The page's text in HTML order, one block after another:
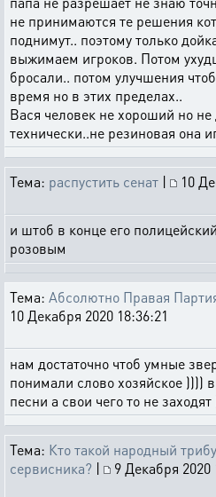
не принимаются те решения
поднимут.. поэтому только
выжимаем игроков. Потом
бросали.. потом улучшения
время но в этих пределах..
Вася человек не хороший но
технически..не резиновая она
Тема: распустить сенат |
10
и штоб в конце его
розовым
Тема: Абсолютно Правая
10 Декабря 2020 18:36:21
нам достаточно чтоб умные
понимали слово хозяйское ))))
песни а свои чего то не заходят
Тема: Кто такой народный
сервисника? |
9 Декабря 2020